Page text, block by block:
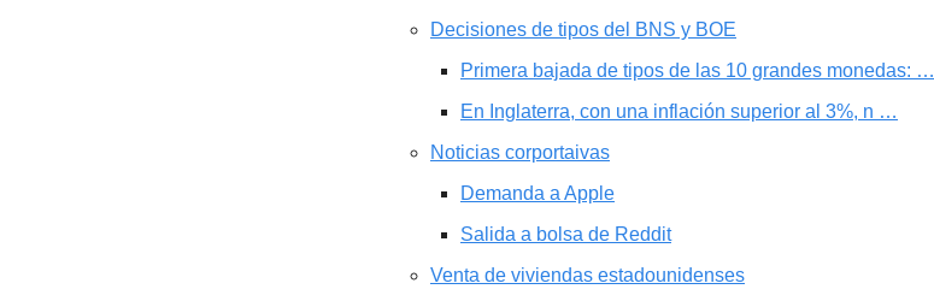
Decisiones de tipos del BNS y BOE
Primera bajada de tipos de las 10 grandes monedas: …
En Inglaterra, con una inflación superior al 3%, n …
Noticias corportaivas
Demanda a Apple
Salida a bolsa de Reddit
Venta de viviendas estadounidenses